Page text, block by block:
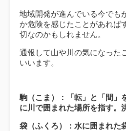
地域開発が進んでいる今でも
か危険を感じたことがあれば
切なのかもしれません。
通報して山や川の気になった
いいます。
駒（こま）：「転」と「間」
に川で囲まれた場所を指す。
袋（ふくろ）：水に囲まれた